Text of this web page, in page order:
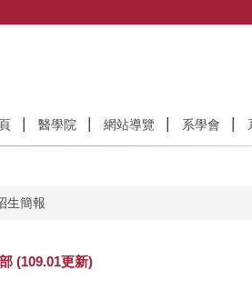
醫學院 網站導覽 系學會
生簡報
(109.01更新)